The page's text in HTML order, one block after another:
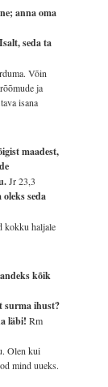
anna oma
seda ta
Võin
ja
isana
maadest,
Jr 23,3
seda
kokku haljale
kõik
surma ihust?
läbi!Rm
Olen kui
mind uueks.